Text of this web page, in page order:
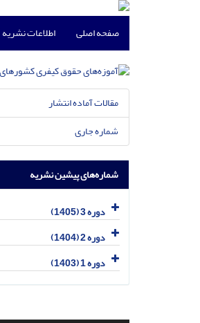
صفحه اصلی اطلاعات نشریه
مقالات آماده انتشار
شماره جاری
شماره‌های پیشین نشریه
دوره 3 (1405)
دوره 2 (1404)
دوره 1 (1403)